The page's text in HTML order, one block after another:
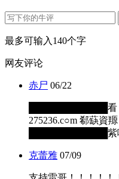
最多可输入140个字
网友评论
赤尸 06/22
████████████看
275236.c○m 郗蒛資
████████████紫
克蕾雅 07/09